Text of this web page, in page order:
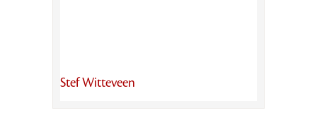
Stef Witteveen